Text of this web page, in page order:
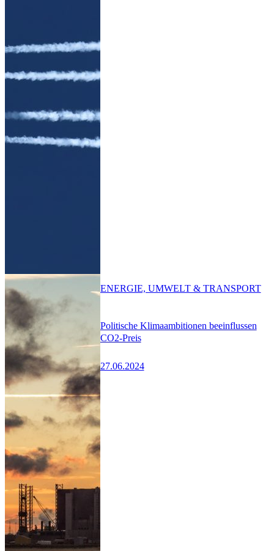
Politische Klimaambitionen beeinflussen
CO2-Preis
27.06.2024
ENERGIE, UMWELT & TRANSPORT